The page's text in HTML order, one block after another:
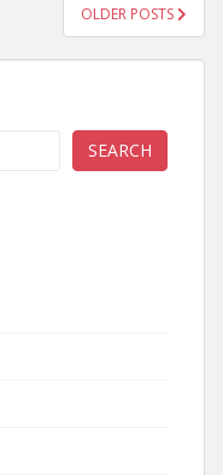
OLDER POSTS
SEARCH